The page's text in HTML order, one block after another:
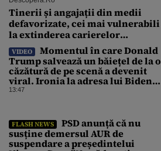
Tinerii și angajații din medii
defavorizate, cei mai vulnerabili
la extinderea carierelor
profesionale
VIDEO
Momentul în care Donald
Trump salvează un băiețel de la o
căzătură de pe scenă a devenit
viral. Ironia la adresa lui Biden
care a stârnit râsete
13:47
FLASH NEWS
PSD anunță că nu
susține demersul AUR de
suspendare a președintelui